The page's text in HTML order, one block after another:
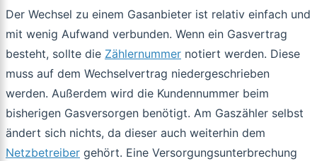
Der Wechsel zu einem Gasanbieter ist relativ einfach und
mit wenig Aufwand verbunden. Wenn ein Gasvertrag
besteht, sollte die Zählernummer notiert werden. Diese
muss auf dem Wechselvertrag niedergeschrieben
werden. Außerdem wird die Kundennummer beim
bisherigen Gasversorgen benötigt. Am Gaszähler selbst
ändert sich nichts, da dieser auch weiterhin dem
Netzbetreiber gehört. Eine Versorgungsunterbrechung